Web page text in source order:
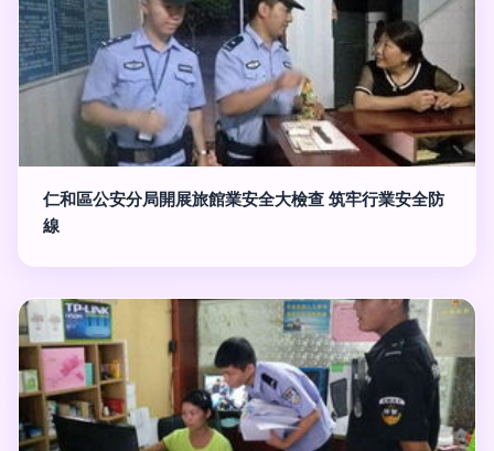
仁和區公安分局開展旅館業安全大檢查 筑牢行業安全防
線